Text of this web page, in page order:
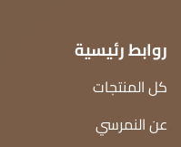
روابط رئيسية
كل المنتجات
عن النمرسي